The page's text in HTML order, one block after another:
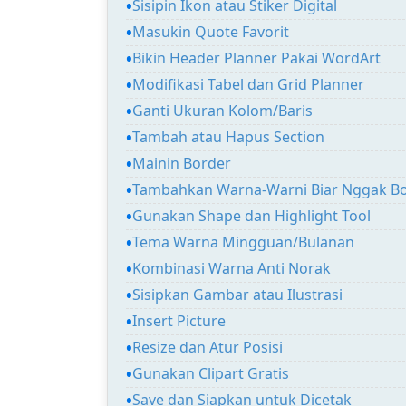
Sisipin Ikon atau Stiker Digital
Masukin Quote Favorit
Bikin Header Planner Pakai WordArt
Modifikasi Tabel dan Grid Planner
Ganti Ukuran Kolom/Baris
Tambah atau Hapus Section
Mainin Border
Tambahkan Warna-Warni Biar Nggak
Gunakan Shape dan Highlight Tool
Tema Warna Mingguan/Bulanan
Kombinasi Warna Anti Norak
Sisipkan Gambar atau Ilustrasi
Insert Picture
Resize dan Atur Posisi
Gunakan Clipart Gratis
Save dan Siapkan untuk Dicetak